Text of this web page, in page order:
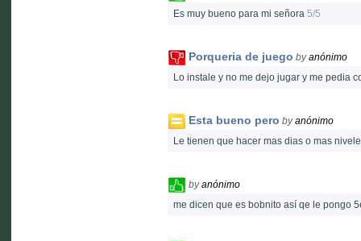
Es muy bueno para mi señora 5/5
Porqueria de juego byanónimo
Lo instale y no me dejo jugar y me pedia
Esta bueno pero byanónimo
Le tienen que hacer mas dias o mas
byanónimo
me dicen que es bobnito así qe le pongo